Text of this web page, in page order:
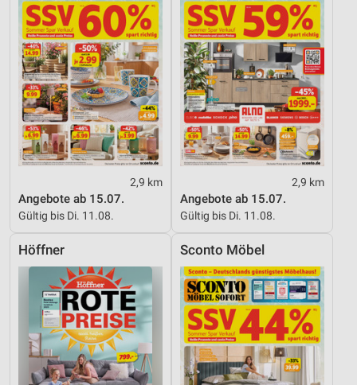
2,9 km
Angebote ab 15.07.
Gültig bis Di. 11.08.
2,9 km
Angebote ab 15.07.
Gültig bis Di. 11.08.
Höffner Sconto Möbel